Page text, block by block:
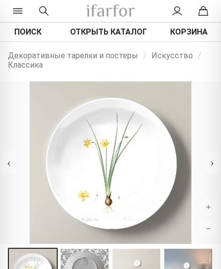
ПОИСК ОТКРЫТЬ КАТАЛОГ КОРЗИНА
Декоративные тарелки и постеры / Искусство
/
Классика
‹ ›
+
−